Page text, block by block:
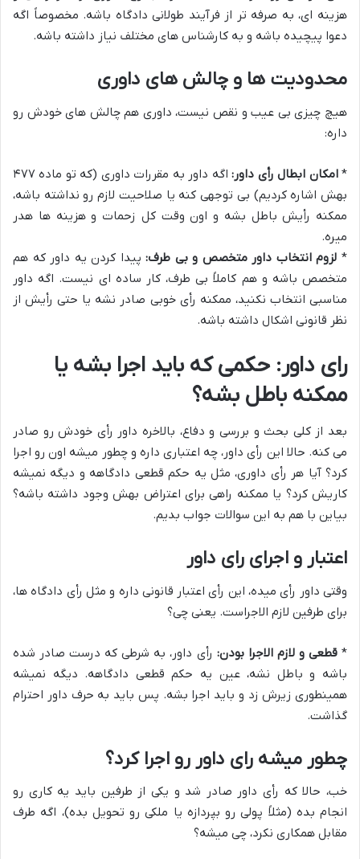
هزینه ای، به صرفه تر از فرآیند طولانی دادگاه باشه. مخصوصاً اگه
دعوا پیچیده باشه و به کارشناس های مختلف نیاز داشته باشه.
محدودیت ها و چالش های داوری
هیچ چیزی بی عیب و نقص نیست، داوری هم چالش های خودش رو
داره:
*امکان ابطال رأی داور:
اگه داور به مقررات داوری (که تو ماده ۴۷۷
بهش اشاره کردیم) بی توجهی کنه یا صلاحیت لازم رو نداشته باشه،
ممکنه رأیش باطل بشه و اون وقت کل زحمات و هزینه ها هدر
میره.
* لزوم انتخاب داور متخصص و بی طرف:پیدا کردن یه داور که هم
متخصص باشه و هم کاملاً بی طرف، کار ساده ای نیست. اگه داور
مناسبی انتخاب نکنید، ممکنه رأی خوبی صادر نشه یا حتی رأیش از
نظر قانونی اشکال داشته باشه.
رای داور: حکمی که باید اجرا بشه یا
ممکنه باطل بشه؟
بعد از کلی بحث و بررسی و دفاع، بالاخره داور رأی خودش رو صادر
می کنه. حالا این رأی داور، چه اعتباری داره و چطور میشه اون رو اجرا
کرد؟ آیا هر رأی داوری، مثل یه حکم قطعی دادگاهه و دیگه نمیشه
کاریش کرد؟ یا ممکنه راهی برای اعتراض بهش وجود داشته باشه؟
بیاین با هم به این سوالات جواب بدیم.
اعتبار و اجرای رای داور
وقتی داور رأی میده، این رأی اعتبار قانونی داره و مثل رأی دادگاه ها،
برای طرفین لازم الاجراست. یعنی چی؟
*قطعی و لازم الاجرا بودن: رأی داور، به شرطی که درست صادر شده
باشه و باطل نشه، عین یه حکم قطعی دادگاهه. دیگه نمیشه
همینطوری زیرش زد و باید اجرا بشه. پس باید به حرف داور احترام
گذاشت.
چطور میشه رای داور رو اجرا کرد؟
خب، حالا که رأی داور صادر شد و یکی از طرفین باید یه کاری رو
انجام بده (مثلاً پولی رو بپردازه یا ملکی رو تحویل بده)، اگه طرف
مقابل همکاری نکرد، چی میشه؟